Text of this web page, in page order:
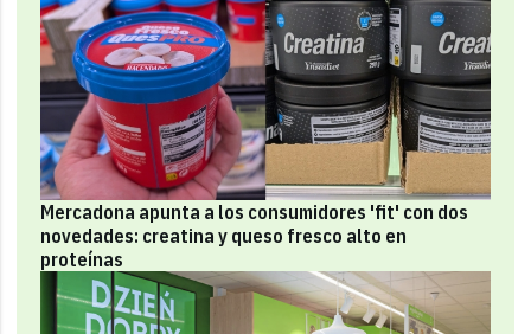
Mercadona apunta a los consumidores 'fit' con dos
novedades: creatina y queso fresco alto en
proteínas